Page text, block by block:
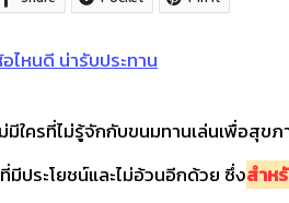
ไหนดี น่ารับประทาน
มีใครที่ไม่รู้จักกับขนมทานเล่นเพื่อสุ
มีประโยชน์และไม่อ้วนอีกด้วย ซึ่งสำห